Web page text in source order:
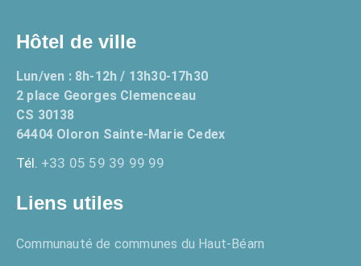
Hôtel de ville
Lun/ven : 8h-12h / 13h30-17h30
2 place Georges Clemenceau
CS 30138
64404 Oloron Sainte-Marie Cedex
Tél. +33 05 59 39 99 99
Liens utiles
Communauté de communes du Haut-Béarn